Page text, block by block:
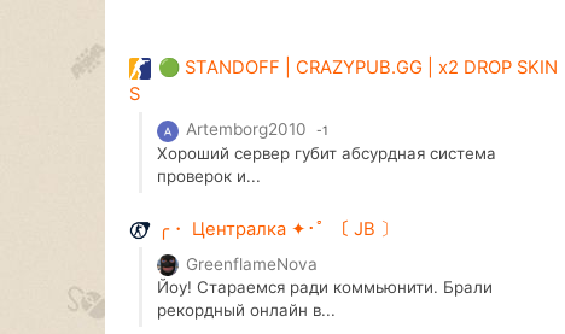
🟢 STANDOFF | CRAZYPUB.GG | x2 DROP SKIN
S
Artemborg2010 -1
Хороший сервер губит абсурдная система
проверок и...
╭・ Централка ✦･ﾟ 〔 JB 〕
GreenflameNova
Йоу! Стараемся ради коммьюнити. Брали
рекордный онлайн в...